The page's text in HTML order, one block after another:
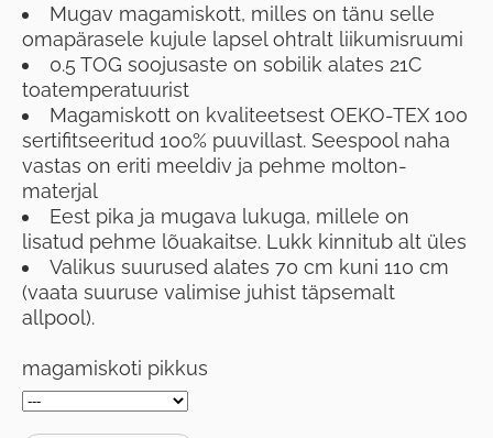
Mugav magamiskott, milles on tänu selle
omapärasele kujule lapsel ohtralt liikumisruumi
0.5 TOG soojusaste on sobilik alates 21C
toatemperatuurist
Magamiskott on kvaliteetsest OEKO-TEX 100
sertifitseeritud 100% puuvillast. Seespool naha
vastas on eriti meeldiv ja pehme molton-
materjal
Eest pika ja mugava lukuga, millele on
lisatud pehme lõuakaitse. Lukk kinnitub alt üles
Valikus suurused alates 70 cm kuni 110 cm
(vaata suuruse valimise juhist täpsemalt
allpool).
magamiskoti pikkus